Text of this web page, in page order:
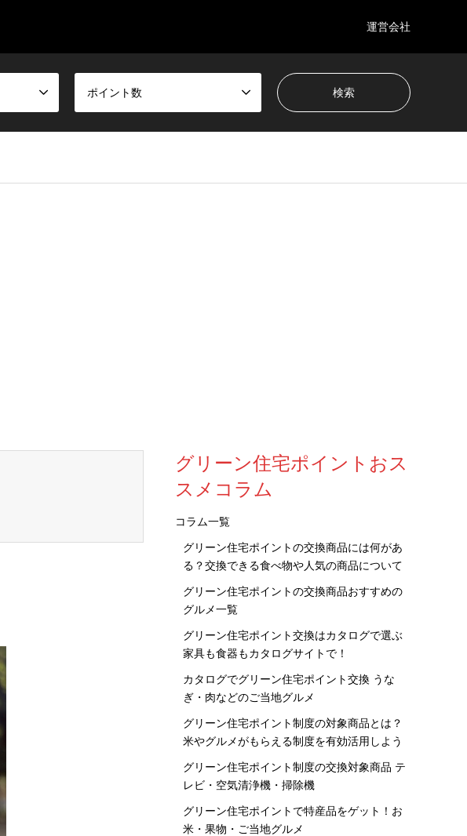
運営会社
ポイント数
グリーン住宅ポイントおス
スメコラム
コラム一覧
グリーン住宅ポイントの交換商品には何があ
る？交換できる食べ物や人気の商品について
グリーン住宅ポイントの交換商品おすすめの
グルメ一覧
グリーン住宅ポイント交換はカタログで選ぶ
家具も食器もカタログサイトで！
カタログでグリーン住宅ポイント交換 うな
ぎ・肉などのご当地グルメ
グリーン住宅ポイント制度の対象商品とは？
米やグルメがもらえる制度を有効活用しよう
グリーン住宅ポイント制度の交換対象商品 テ
レビ・空気清浄機・掃除機
グリーン住宅ポイントで特産品をゲット！お
米・果物・ご当地グルメ